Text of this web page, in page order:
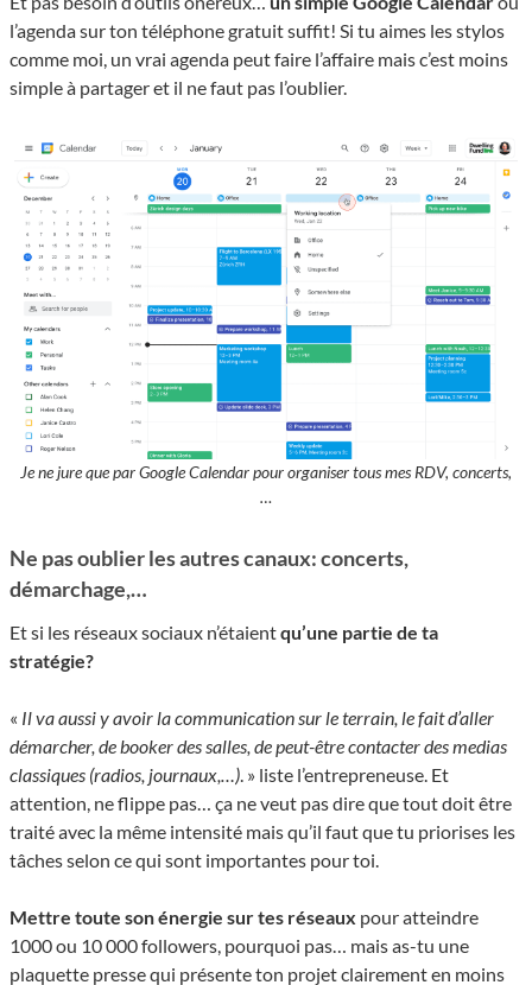
l’agenda sur ton téléphone gratuit suffit! Si tu aimes les stylos
comme moi, un vrai agenda peut faire l’affaire mais c’est moins
simple à partager et il ne faut pas l’oublier.
Je ne jure que par Google Calendar pour organiser tous mes RDV, concerts,
…
Ne pas oublier les autres canaux: concerts,
démarchage,…
Et si les réseaux sociaux n’étaientqu’une partie de ta
stratégie?
« Il va aussi y avoir la communication sur le terrain, le fait d’aller
démarcher, de booker des salles, de peut-être contacter des medias
classiques (radios, journaux,…). » liste l’entrepreneuse. Et
attention, ne flippe pas… ça ne veut pas dire que tout doit être
traité avec la même intensité mais qu’il faut que tu priorises les
tâches selon ce qui sont importantes pour toi.
Mettre toute son énergie sur tes réseaux pour atteindre
1000 ou 10 000 followers, pourquoi pas… mais as-tu une
plaquette presse qui présente ton projet clairement en moins